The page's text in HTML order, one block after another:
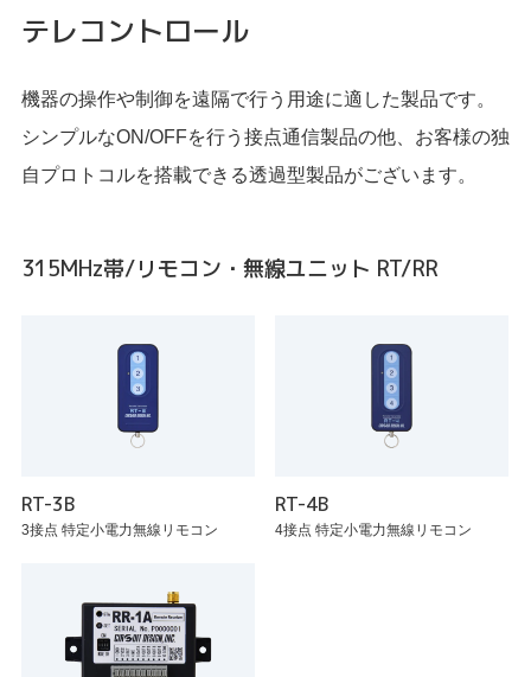
テレコントロール
機器の操作や制御を遠隔で行う用途に適した製品です。
シンプルなON/OFFを行う接点通信製品の他、お客様の独
自プロトコルを搭載できる透過型製品がございます。
315MHz帯/リモコン・無線ユニット RT/RR
RT-3B
3接点 特定小電力無線リモコン
RT-4B
4接点 特定小電力無線リモコン